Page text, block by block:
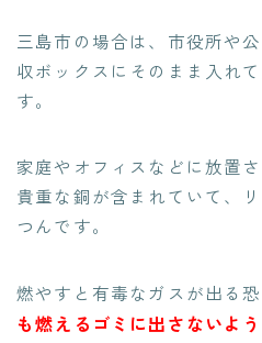
三島市の場合は、 市役所や
収ボックスにそのまま入れ
す。
家庭やオフィスなどに放置
貴重な銅が含まれていて、
つんです。
燃やすと有毒なガスが出る恐
も燃えるゴミに出さないよう